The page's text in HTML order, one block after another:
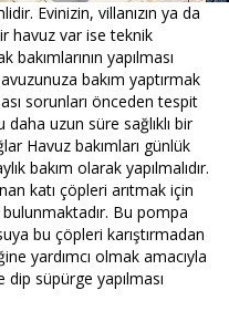
Evinizin, villanızın ya da
havuz var ise teknik
yapılması
bakım yaptırmak
sorunları önceden tespit
uzun süre sağlıklı bir
Havuz bakımları günlük
bakım olarak yapılmalıdır.
katı çöpleri arıtmak için
Bu pompa
bu çöpleri karıştırmadan
yardımcı olmak amacıyla
dip süpürge yapılması